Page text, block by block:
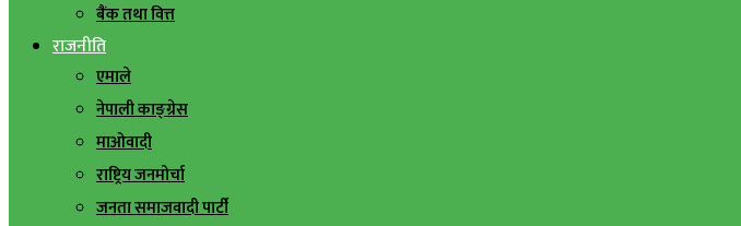
बैंक तथा वित्त
राजनीति
एमाले
नेपाली काङ्ग्रेस
माओवादी
राष्ट्रिय जनमोर्चा
जनता समाजवादी पार्टी